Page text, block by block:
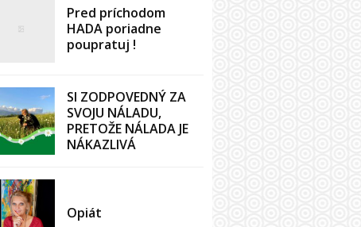
Pred príchodom
HADA poriadne
poupratuj !
SI ZODPOVEDNÝ ZA
SVOJU NÁLADU,
PRETOŽE NÁLADA JE
NÁKAZLIVÁ
Opiát